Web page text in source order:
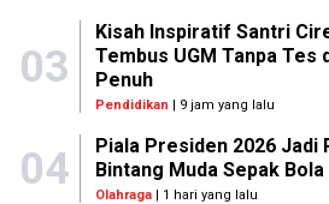
03
Kisah Inspiratif Santri
Tembus UGM Tanpa Tes
Penuh
Pendidikan | 9 jam yang lalu
04
Piala Presiden 2026 Jadi
Bintang Muda Sepak
Olahraga| 1 hari yang lalu